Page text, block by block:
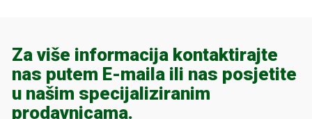
Za više informacija kontaktirajte
nas putem E-maila ili nas posjetite
u našim specijaliziranim
prodavnicama.